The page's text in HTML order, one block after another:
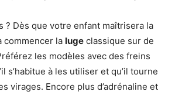
? Dès que votre enfant maîtrisera la
commencer la luge classique sur de
les modèles avec des freins
s’habitue à les utiliser et qu’il tourne
virages. Encore plus d’adrénaline et